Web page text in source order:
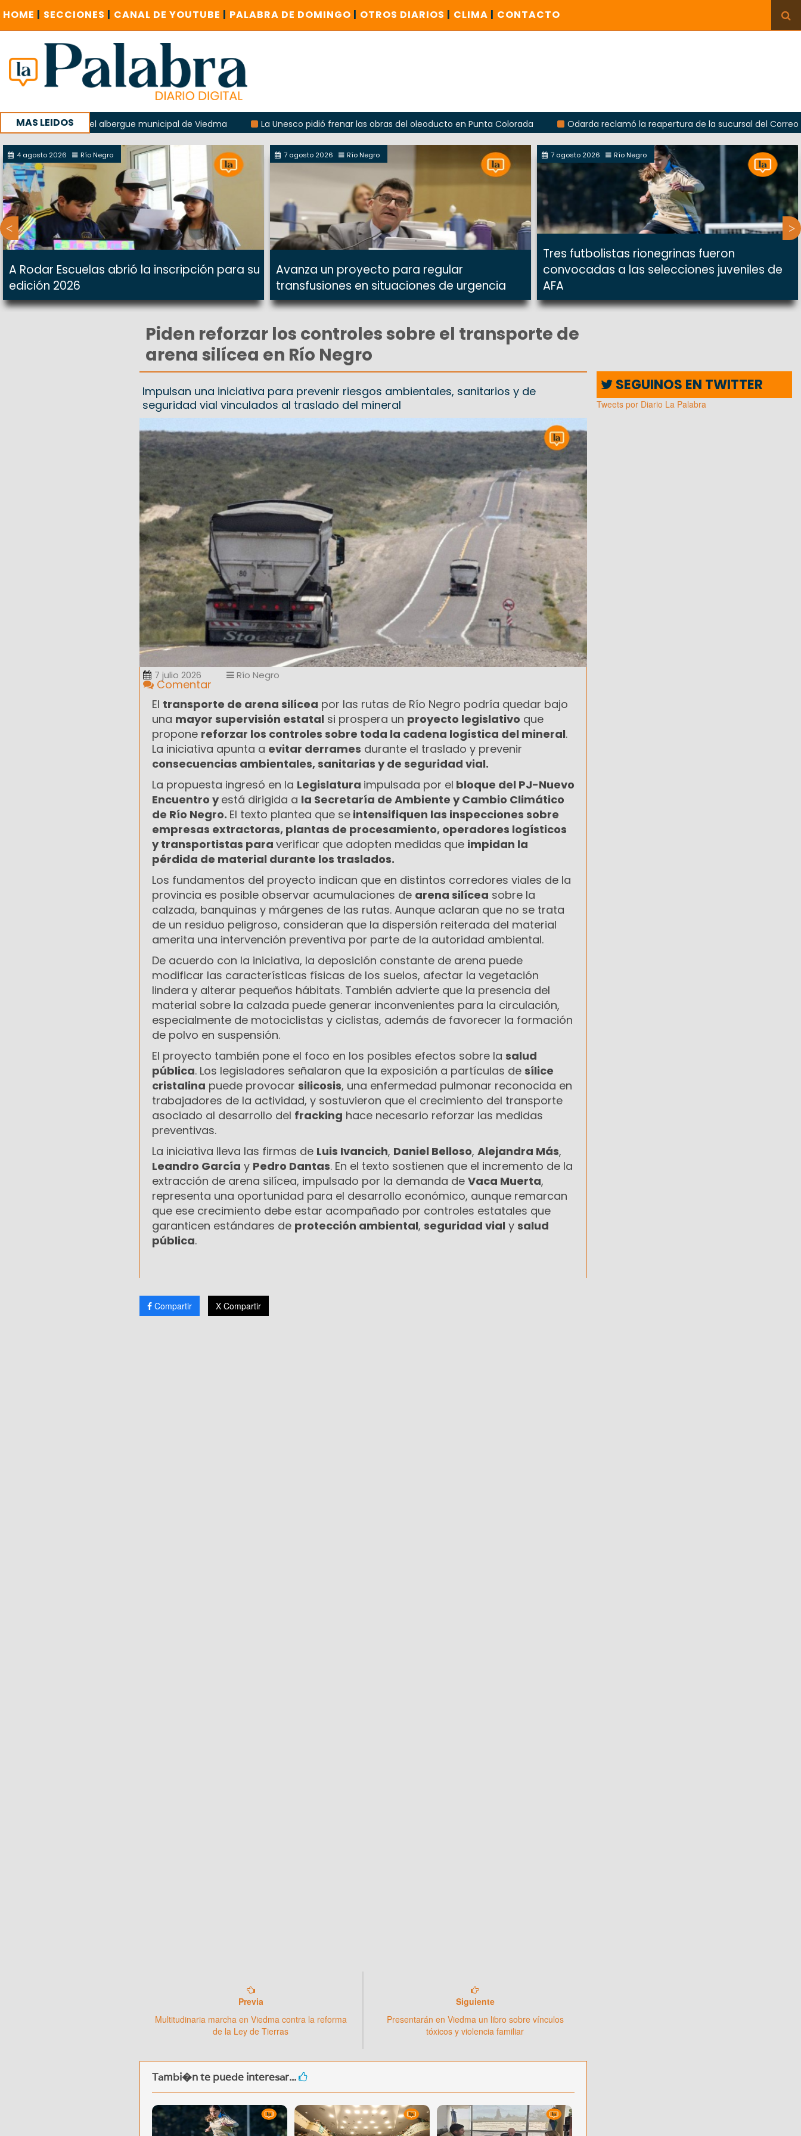
HOME | SECCIONES | CANAL DE YOUTUBE | PALABRA DE DOMINGO | OTROS DIARIOS | CLIMA | CONTACTO
MAS LEIDOS
explosión del albergue municipal de Viedma La Unesco pidió frenar las obras del oleoducto en Punta Colorada
Odarda reclamó la reapertura de la sucursal del Correo
con un encuentro provincial en Roca
4 agosto 2026 Río Negro
A Rodar Escuelas abrió la inscripción para su
edición 2026
7 agosto 2026 Río Negro
Avanza un proyecto para regular
transfusiones en situaciones de urgencia
7 agosto 2026 Río Negro
Tres futbolistas rionegrinas fueron
convocadas a las selecciones juveniles de
AFA
Piden reforzar los controles sobre el transporte de
arena silícea en Río Negro
Impulsan una iniciativa para prevenir riesgos ambientales, sanitarios y de
seguridad vial vinculados al traslado del mineral
7 julio 2026 Río Negro
Comentar
El transporte de arena silícea por las rutas de Río Negro podría quedar bajo
una mayor supervisión estatal si prospera un proyecto legislativo que
propone reforzar los controles sobre toda la cadena logística del mineral.
La iniciativa apunta a evitar derrames durante el traslado y prevenir
consecuencias ambientales, sanitarias y de seguridad vial.
La propuesta ingresó en la Legislatura impulsada por el bloque del PJ-Nuevo
Encuentro yestá dirigida a la Secretaría de Ambiente y Cambio Climático
de Río Negro. El texto plantea que se intensifiquen las inspecciones sobre
empresas extractoras, plantas de procesamiento, operadores logísticos
y transportistas para verificar que adopten medidas que impidan la
pérdida de material durante los traslados.
Los fundamentos del proyecto indican que en distintos corredores viales de la
provincia es posible observar acumulaciones de arena silícea sobre la
calzada, banquinas y márgenes de las rutas. Aunque aclaran que no se trata
de un residuo peligroso, consideran que la dispersión reiterada del material
amerita una intervención preventiva por parte de la autoridad ambiental.
De acuerdo con la iniciativa, la deposición constante de arena puede
modificar las características físicas de los suelos, afectar la vegetación
lindera y alterar pequeños hábitats. También advierte que la presencia del
material sobre la calzada puede generar inconvenientes para la circulación,
especialmente de motociclistas y ciclistas, además de favorecer la formación
de polvo en suspensión.
El proyecto también pone el foco en los posibles efectos sobre la salud
pública. Los legisladores señalaron que la exposición a partículas de sílice
cristalina puede provocar silicosis, una enfermedad pulmonar reconocida en
trabajadores de la actividad, y sostuvieron que el crecimiento del transporte
asociado al desarrollo del fracking hace necesario reforzar las medidas
preventivas.
La iniciativa lleva las firmas de Luis Ivancich, Daniel Belloso, Alejandra Más,
Leandro García y Pedro Dantas. En el texto sostienen que el incremento de la
extracción de arena silícea, impulsado por la demanda de Vaca Muerta,
representa una oportunidad para el desarrollo económico, aunque remarcan
que ese crecimiento debe estar acompañado por controles estatales que
garanticen estándares de protección ambiental, seguridad vial y salud
pública.
Compartir X Compartir
Previa
Multitudinaria marcha en Viedma contra la reforma
de la Ley de Tierras
Siguiente
Presentarán en Viedma un libro sobre vínculos
tóxicos y violencia familiar
Tambi�n te puede interesar...
SEGUINOS EN TWITTER
Tweets por Diario La Palabra